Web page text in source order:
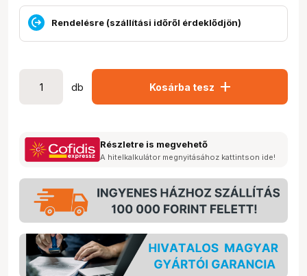
Rendelésre (szállítási időről érdeklődjön)
db Kosárba tesz add
Részletre is megvehető
A hitelkalkulátor megnyitásához kattintson ide!